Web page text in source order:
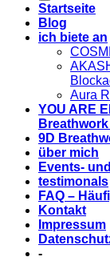
Startseite
Blog
ich biete an
Aura
YOU ARE
9D
über mich
Events-
testimonals
FAQ –
Kontakt
Impressum
-